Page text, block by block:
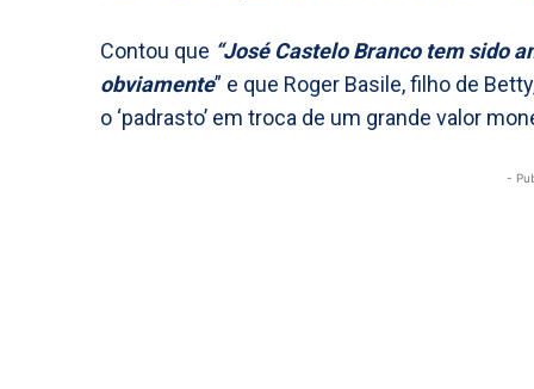
Contou que “José Castelo Branco tem sido
obviamente” e que Roger Basile, filho de
o ‘padrasto’ em troca de um grande valor
-